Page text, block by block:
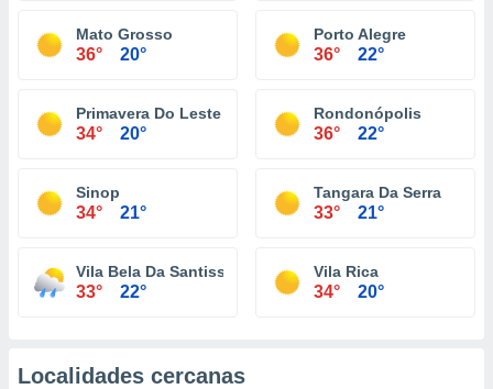
Mato Grosso
36° 20°
Porto Alegre
36° 22°
Primavera Do Leste
34° 20°
Rondonópolis
36° 22°
Sinop
34° 21°
Tangara Da Serra
33° 21°
Vila Bela Da Santissima Trindade
33° 22°
Vila Rica
34° 20°
Localidades cercanas